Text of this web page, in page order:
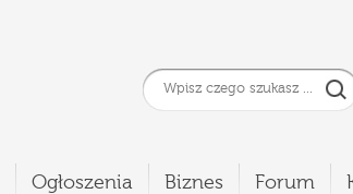
Ogłoszenia Biznes Forum